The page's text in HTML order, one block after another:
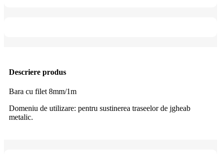
Descriere produs
Bara cu filet 8mm/1m
Domeniu de utilizare: pentru sustinerea traseelor de jgheab
metalic.